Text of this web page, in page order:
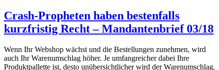
Crash-Propheten haben bestenfalls
kurzfristig Recht – Mandantenbrief 03/18
Wenn Ihr Webshop wächst und die Bestellungen zunehmen, wird
auch Ihr Warenumschlag höher. Je umfangreicher dabei Ihre
Produktpallette ist, desto unübersichtlicher wird der Warenumschlag.